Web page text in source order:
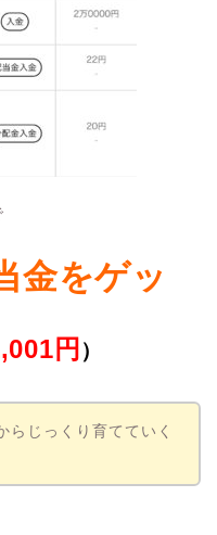
金をゲッ
円 ）
らじっくり育てていく